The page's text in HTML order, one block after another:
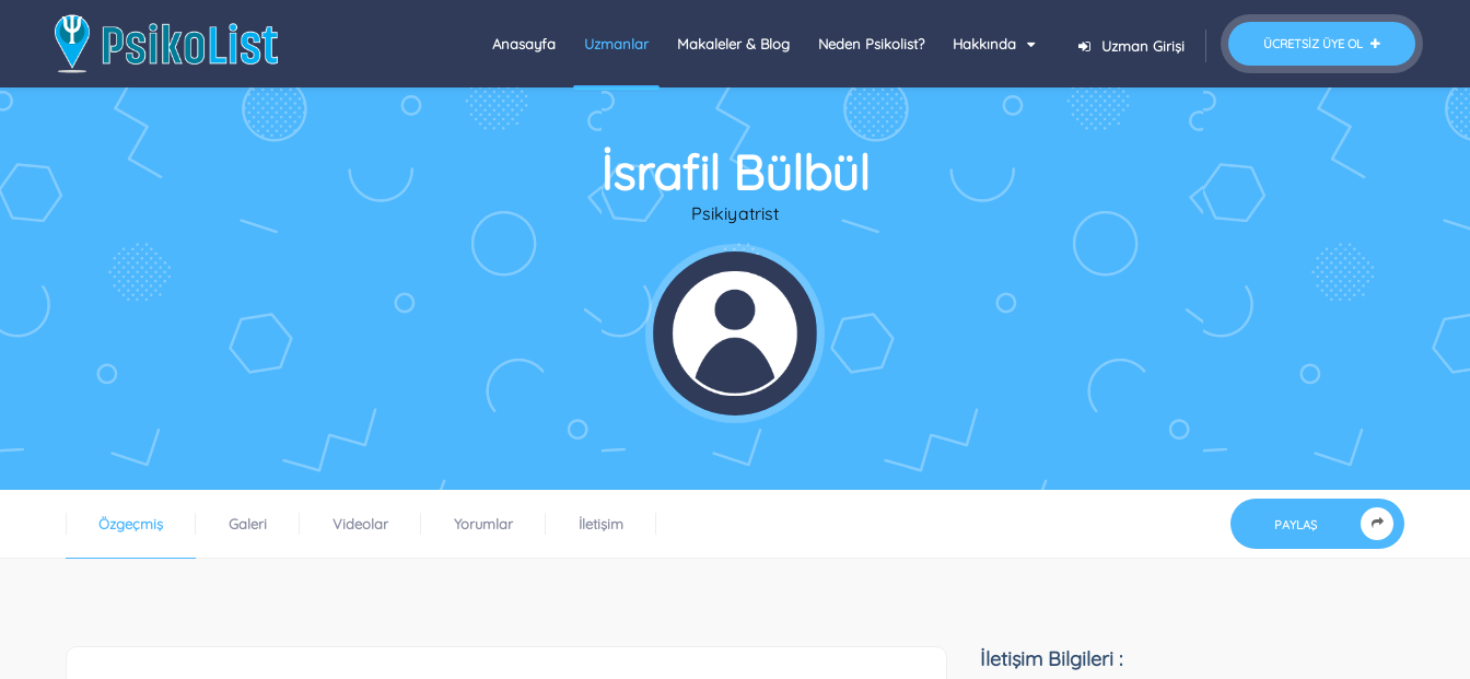
ÜCRETSIZ ÜYE OL
Uzman Girişi
Anasayfa Uzmanlar Makaleler & Blog Neden Psikolist? Hakkında
İsrafil Bülbül
Psikiyatrist
Özgeçmiş Galeri Videolar Yorumlar İletişim PAYLAŞ
İletişim Bilgileri :